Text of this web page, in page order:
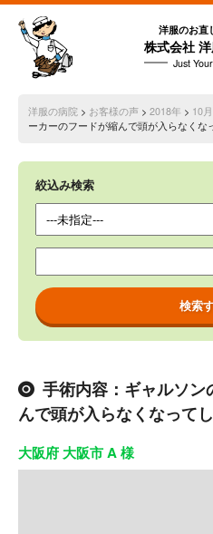
洋服のお直
株式会社
Just
洋服の病院 > お客様の声> 2018年 > 10月
ーカーのフードが縮んで頭が入らなくな
絞込み検索
手術内容：ギャルソ
んで頭が入らなくなってし
大阪府 大阪市 A 様